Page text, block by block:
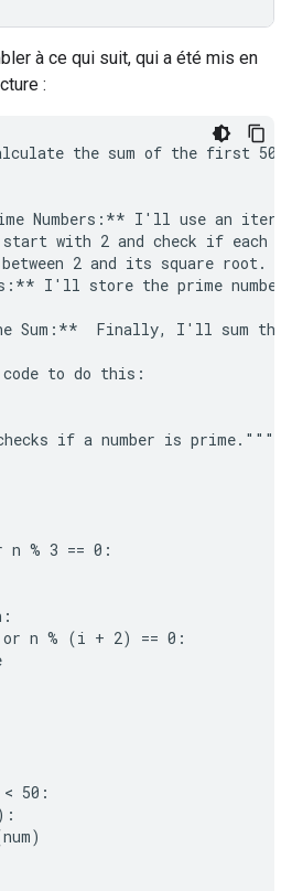
à ce qui suit, qui a été mis en
:
the sum of the first 50
Numbers:** I'll use an
with 2 and check if each
2 and its square root.
I'll store the prime
Sum:**  Finally, I'll sum the
to do this:
if a number is prime."""
n % 3 == 0:
n % (i + 2) == 0:
50: